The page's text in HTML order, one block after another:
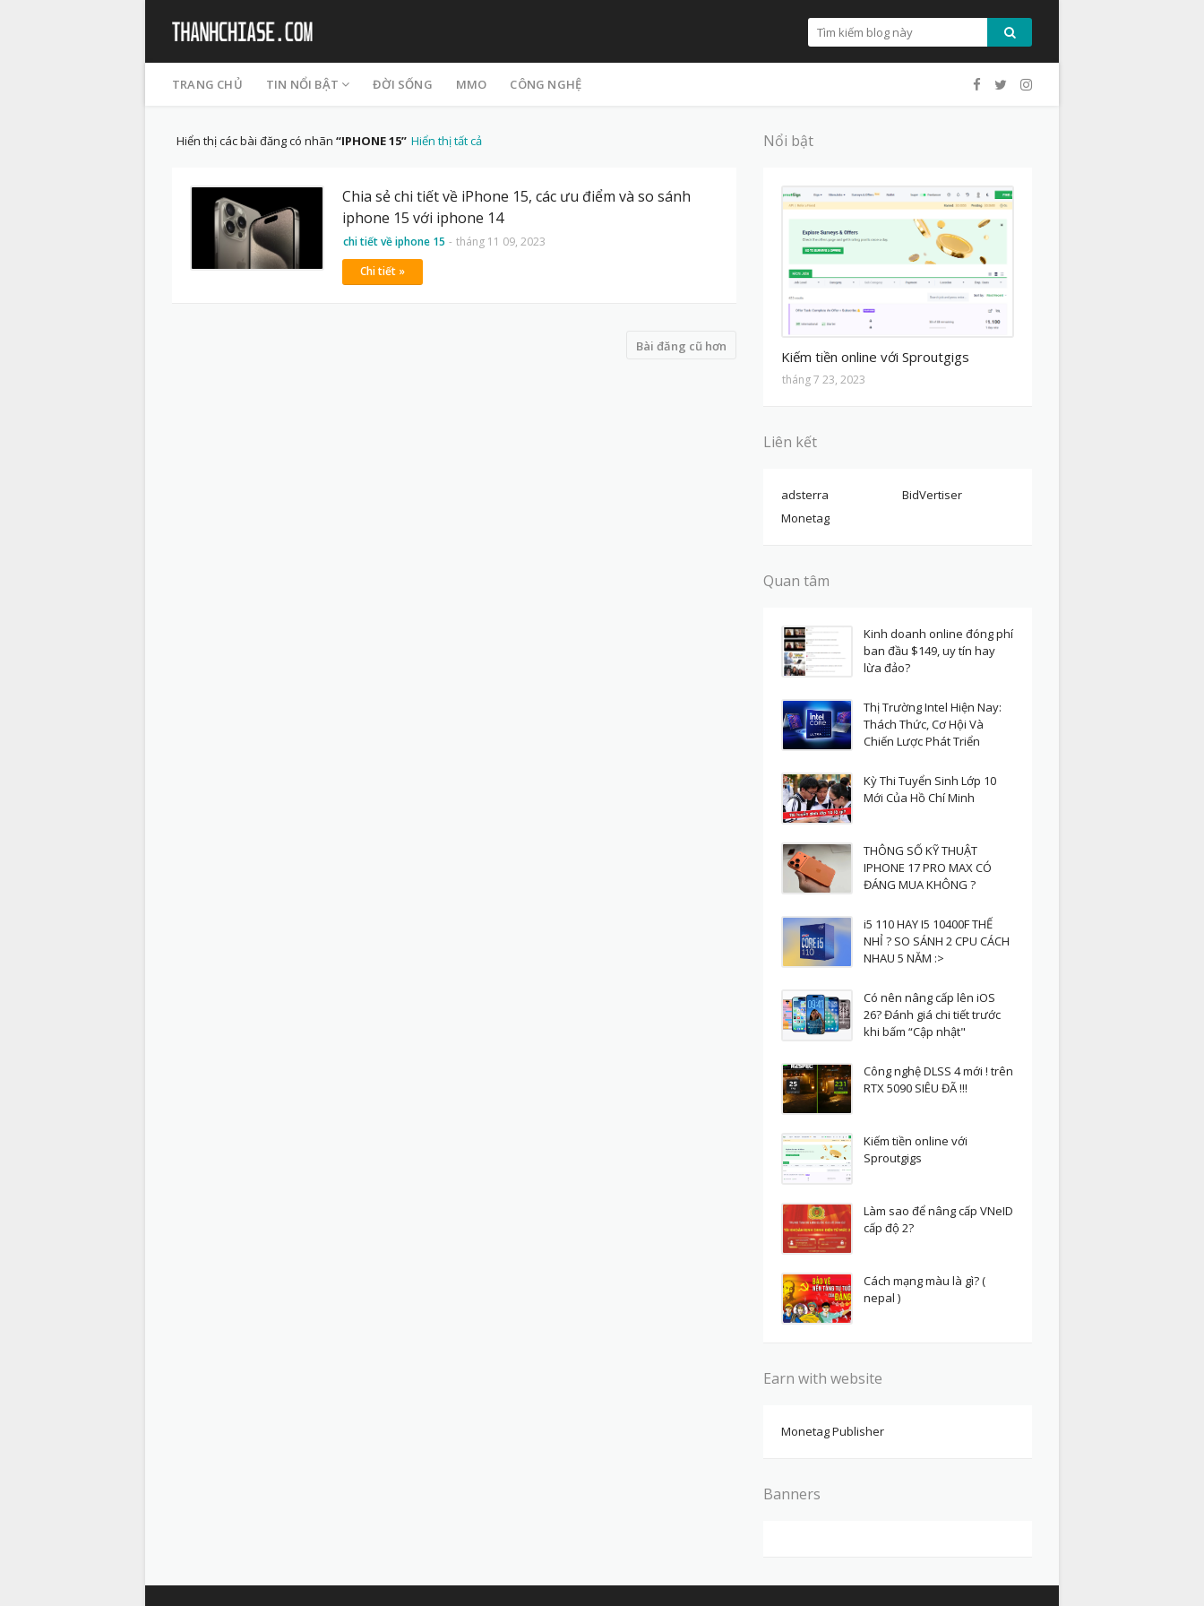
TRANG CHỦ TIN NỔI BẬT ĐỜI SỐNG MMO CÔNG NGHỆ
Hiển thị các bài đăng có nhãn IPHONE 15 Hiển thị tất cả
Chia sẻ chi tiết về iPhone 15, các ưu điểm và so sánh
iphone 15 với iphone 14
chi tiết về iphone 15 - tháng 11 09, 2023
Chi tiết »
Bài đăng cũ hơn
Nổi bật
Kiếm tiền online với Sproutgigs
tháng 7 23, 2023
Liên kết
adsterra
BidVertiser
Monetag
Quan tâm
Kinh doanh online đóng phí
ban đầu $149, uy tín hay
lừa đảo?
Thị Trường Intel Hiện Nay:
Thách Thức, Cơ Hội Và
Chiến Lược Phát Triển
Kỳ Thi Tuyển Sinh Lớp 10
Mới Của Hồ Chí Minh
THÔNG SỐ KỸ THUẬT
IPHONE 17 PRO MAX CÓ
ĐÁNG MUA KHÔNG ?
i5 110 HAY I5 10400F THẾ
NHỈ ? SO SÁNH 2 CPU CÁCH
NHAU 5 NĂM :>
Có nên nâng cấp lên iOS
26? Đánh giá chi tiết trước
khi bấm “Cập nhật"
Công nghệ DLSS 4 mới ! trên
RTX 5090 SIÊU ĐÃ !!!
Kiếm tiền online với
Sproutgigs
Làm sao để nâng cấp VNeID
cấp độ 2?
Cách mạng màu là gì? (
nepal )
Earn with website
Monetag Publisher
Banners